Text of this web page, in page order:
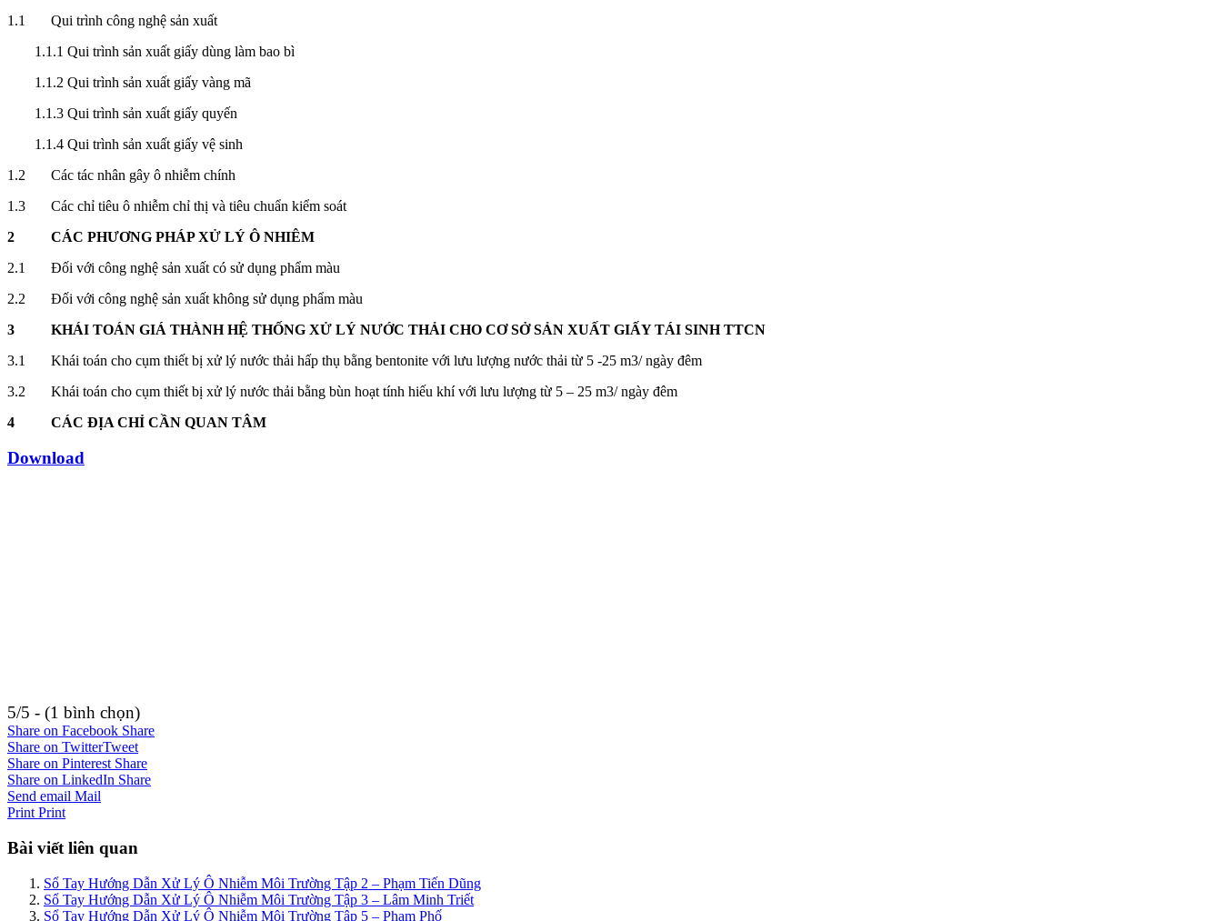
1.1 Qui trình công nghệ sản xuất
1.1.1 Qui trình sản xuất giấy dùng làm bao bì
1.1.2 Qui trình sản xuất giấy vàng mã
1.1.3 Qui trình sản xuất giấy quyến
1.1.4 Qui trình sản xuất giấy vệ sinh
1.2 Các tác nhân gây ô nhiễm chính
1.3 Các chỉ tiêu ô nhiễm chỉ thị và tiêu chuẩn kiểm soát
2 CÁC PHƯƠNG PHÁP XỬ LÝ Ô NHIÊM
2.1 Đối với công nghệ sản xuất có sử dụng phẩm màu
2.2 Đối với công nghệ sản xuất không sử dụng phẩm màu
3 KHÁI TOÁN GIÁ THÀNH HỆ THỐNG XỬ LÝ NƯỚC THẢI CHO CƠ SỞ SẢN XUẤT GIẤY TÁI SINH TTCN
3.1 Khái toán cho cụm thiết bị xử lý nước thải hấp thụ bằng bentonite với lưu lượng nước thải từ 5 -25 m3/ ngày đêm
3.2 Khái toán cho cụm thiết bị xử lý nước thải bằng bùn hoạt tính hiếu khí với lưu lượng từ 5 – 25 m3/ ngày đêm
4 CÁC ĐỊA CHỈ CẦN QUAN TÂM
Download
5/5 - (1 bình chọn)
Share on Facebook Share
Share on TwitterTweet
Share on Pinterest Share
Share on LinkedIn Share
Send email Mail
Print Print
Bài viết liên quan
Sổ Tay Hướng Dẫn Xử Lý Ô Nhiễm Môi Trường Tập 2 – Phạm Tiến Dũng
Sổ Tay Hướng Dẫn Xử Lý Ô Nhiễm Môi Trường Tập 3 – Lâm Minh Triết
Sổ Tay Hướng Dẫn Xử Lý Ô Nhiễm Môi Trường Tập 5 – Phạm Phố